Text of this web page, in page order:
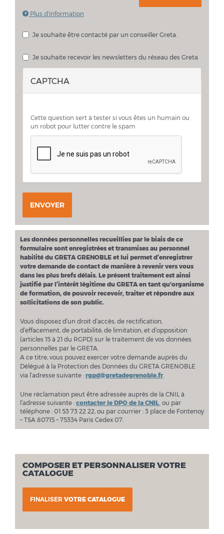
Plus d'information
Extensions autorisées :pdf doc docx.
Je souhaite être contacté par un conseiller Greta.
Je souhaite recevoir les newsletters du réseau des Greta
CAPTCHA
Cette question sert à tester si vous êtes un humain ou
un robot pour lutter contre le spam
ENVOYER
Les données personnelles recueillies par le biais de ce
formulaire sont enregistrées et transmises au personnel
habilité du GRETA GRENOBLE et lui permet d’enregistrer
votre demande de contact de manière à revenir vers vous
dans les plus brefs délais. Le présent traitement est ainsi
justifié par l’intérêt légitime du GRETA en tant qu'organisme
de formation, de pouvoir recevoir, traiter et répondre aux
sollicitations de son public.
Vous disposez d’un droit d’accès, de rectification,
d’effacement, de portabilité, de limitation, et d’opposition
(articles 15 à 21 du RGPD) sur le traitement de vos données
personnelles par le GRETA.
A ce titre, vous pouvez exercer votre demande auprès du
Délégué à la Protection des Données du GRETA GRENOBLE
via l’adresse suivante : rgpd@gretadegrenoble.fr.
Une réclamation peut être adressée auprès de la CNIL à
l’adresse suivante : contacter le DPO de la CNIL ou par
téléphone : 01 53 73 22 22, ou par courrier : 3 place de Fontenoy
– TSA 80715 – 75334 Paris Cedex 07.
COMPOSER ET PERSONNALISER VOTRE
CATALOGUE
FINALISER VOTRE CATALOGUE